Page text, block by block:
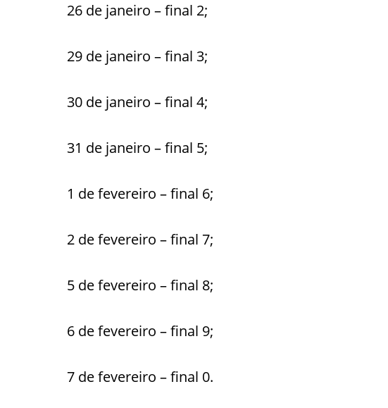
26 de janeiro – final 2;
29 de janeiro – final 3;
30 de janeiro – final 4;
31 de janeiro – final 5;
1 de fevereiro – final 6;
2 de fevereiro – final 7;
5 de fevereiro – final 8;
6 de fevereiro – final 9;
7 de fevereiro – final 0.